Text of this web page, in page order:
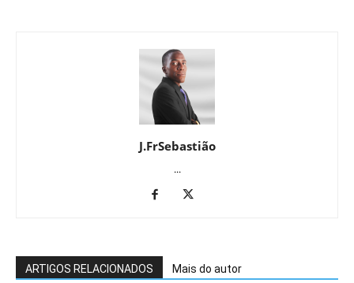
J.FrSebastião
...
ARTIGOS RELACIONADOS Mais do autor